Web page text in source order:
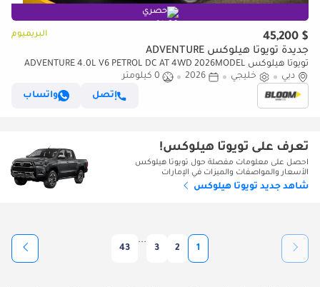
حصري
$ 45,200 البريميوم
جديدة تويوتا هيلوكس ADVENTURE
تويوتا هيلوكس ADVENTURE 4.0L V6 PETROL DC AT 4WD 2026MODEL
WITH COMPRESSOR DIGITAL REAR VIEW MIRRROR
دبي خليجي 2026
0 كيلومتر
إتصل
واتساب
تعرف على تويوتا هيلوكس!
احصل على معلومات مفصلة حول تويوتا هيلوكس
الأسعار والمواصفات والميزات في الإمارات
شاهد جديد تويوتا هيلوكس
1
2
3
...
43